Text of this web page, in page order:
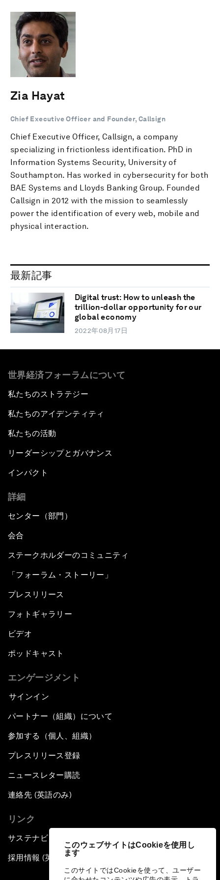
このウェブサイトはCookieを使用し
ます
このサイトではCookieを使って、ユーザー
Zia Hayat
Chief Executive Officer and Founder, Callsign
Chief Executive Officer, Callsign, a company
specializing in frictionless identification. PhD in
Information Systems Security, University of
Southampton. Has worked in cybersecurity for both
BAE Systems and Lloyds Banking Group. Founded
Callsign in 2012 with the mission to seamlessly
power the identification of every web, mobile and
physical interaction.
最新記事
Digital trust: How to unleash the
trillion-dollar opportunity for our
global economy
2022年08月17日
世界経済フォーラムについて
私たちのストラテジー
私たちのアイデンティティ
私たちの活動
リーダーシップとガバナンス
インパクト
詳細
センター（部門）
会合
ステークホルダーのコミュニティ
「フォーラム・ストーリー」
プレスリリース
フォトギャラリー
ビデオ
ポッドキャスト
エンゲージメント
サインイン
パートナー（組織）について
参加する（個人、組織）
プレスリリース登録
ニュースレター購読
連絡先 (英語のみ)
リンク
サステナビリティへの取り組み
採用情報 (英語のみ)